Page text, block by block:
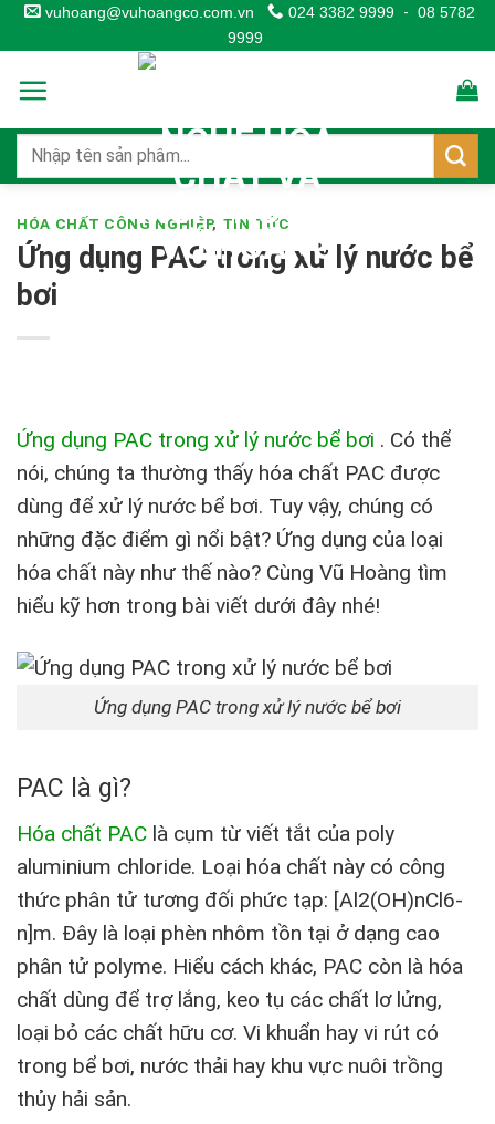
Skip
to
content
vuhoang@vuhoangco.com.vn 024 3382 9999 - 08 5782
9999
HÓA CHẤT CÔNG NGHIỆP, TIN TỨC
Ứng dụng PAC trong xử lý nước bể
bơi
Ứng dụng PAC trong xử lý nước bể bơi . Có thể
nói, chúng ta thường thấy hóa chất PAC được
dùng để xử lý nước bể bơi. Tuy vậy, chúng có
những đặc điểm gì nổi bật? Ứng dụng của loại
hóa chất này như thế nào? Cùng Vũ Hoàng tìm
hiểu kỹ hơn trong bài viết dưới đây nhé!
Ứng dụng PAC trong xử lý nước bể bơi
PAC là gì?
Hóa chất PAC là cụm từ viết tắt của poly
aluminium chloride. Loại hóa chất này có công
thức phân tử tương đối phức tạp: [Al2(OH)nCl6-
n]m. Đây là loại phèn nhôm tồn tại ở dạng cao
phân tử polyme. Hiểu cách khác, PAC còn là hóa
chất dùng để trợ lắng, keo tụ các chất lơ lửng,
loại bỏ các chất hữu cơ. Vi khuẩn hay vi rút có
trong bể bơi, nước thải hay khu vực nuôi trồng
thủy hải sản.